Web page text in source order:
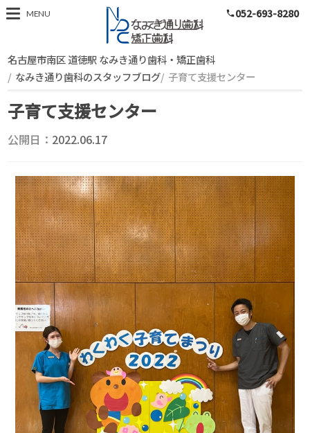
スタッフブログ
MENU phone052-693-8280
名古屋市南区 道徳駅 なみき通り歯科・矯正歯科
なみき通り歯科のスタッフブログ 子育て支援センター
子育て支援センター
公開日： 2022.06.17